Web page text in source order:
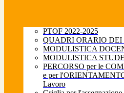
PTOF 2022-2025
QUADRI ORARIO
MODULISTICA
MODULISTICA
PERCORSO per le
e per
Lavoro